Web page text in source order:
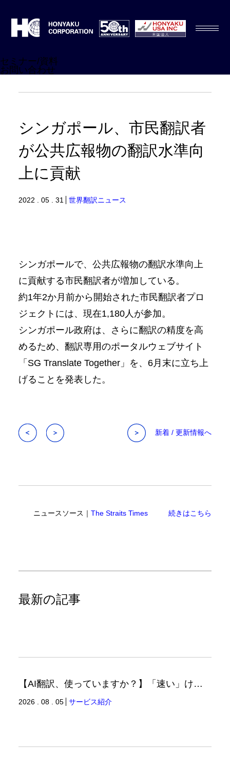
セミナー/資料
お問い合わせ
シンガポール、市民翻訳者
が公共広報物の翻訳水準向
上に貢献
2022 . 05 . 31 世界翻訳ニュース
シンガポールで、公共広報物の翻訳水準向上
に貢献する市民翻訳者が増加している。
約1年2か月前から開始された市民翻訳者プロ
ジェクトには、現在1,180人が参加。
シンガポール政府は、さらに翻訳の精度を高
めるため、翻訳専用のポータルウェブサイト
「SG Translate Together」を、6月末に立ち上
げることを発表した。
新着 / 更新情報へ
ニュースソース｜The Straits Times 続きはこちら
最新の記事
【AI翻訳、使っていますか？】「速い」けど「正しい」は別の話（翻訳ブログ）
2026 . 08 . 05 サービス紹介